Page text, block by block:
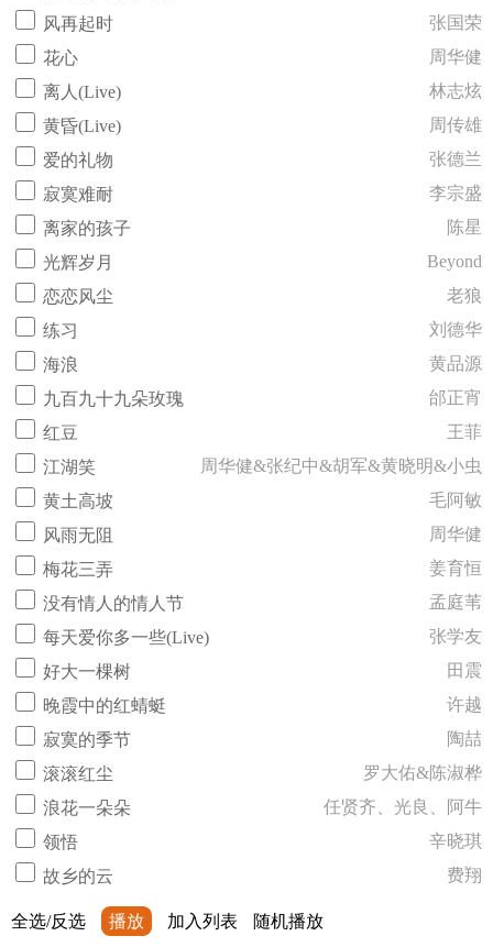
风再起时
张国荣
花心
周华健
离人(Live)
林志炫
黄昏(Live)
周传雄
爱的礼物
张德兰
寂寞难耐
李宗盛
离家的孩子
陈星
光辉岁月
Beyond
恋恋风尘
老狼
练习
刘德华
海浪
黄品源
九百九十九朵玫瑰
邰正宵
红豆
王菲
江湖笑
周华健&张纪中&胡军&黄晓明&小虫
黄土高坡
毛阿敏
风雨无阻
周华健
梅花三弄
姜育恒
没有情人的情人节
孟庭苇
每天爱你多一些(Live)
张学友
好大一棵树
田震
晚霞中的红蜻蜓
许越
寂寞的季节
陶喆
滚滚红尘
罗大佑&陈淑桦
浪花一朵朵
任贤齐、光良、阿牛
领悟
辛晓琪
故乡的云
费翔
全选/反选 播放 加入列表 随机播放